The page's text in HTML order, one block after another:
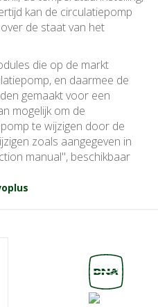
kan de circulatiepomp
de staat van het
die op de markt
en daarmee de
gemaakt voor een
mogelijk om de
te wijzigen door de
zoals aangegeven in
manual", beschikbaar